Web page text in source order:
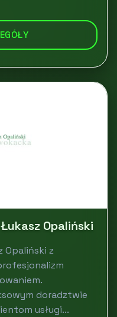
Opaliński
Opaliński z
doradztwie
usługi...